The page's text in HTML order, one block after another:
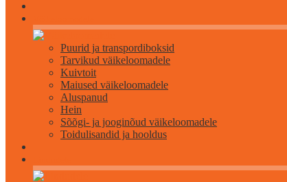
Puurid ja transpordiboksid
Tarvikud väikeloomadele
Kuivtoit
Maiused väikeloomadele
Aluspanud
Hein
Sõõgi- ja jooginõud väikeloomadele
Toidulisandid ja hooldus